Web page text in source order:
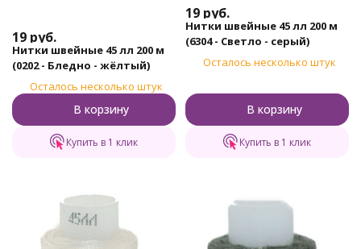
19 руб.
Нитки швейные 45 лл 200 м
(0202 - Бледно - жёлтый)
Осталось несколько штук
В корзину
Купить в 1 клик
19 руб.
Нитки швейные 45 лл 200 м
(6304 - Светло - серый)
Осталось несколько штук
В корзину
Купить в 1 клик